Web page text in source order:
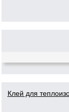
Клей для